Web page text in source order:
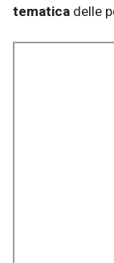
tematica delle